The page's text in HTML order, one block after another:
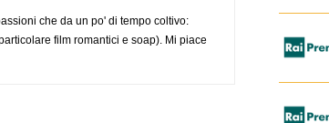
che da un po' di tempo coltivo:
film romantici e soap). Mi piace